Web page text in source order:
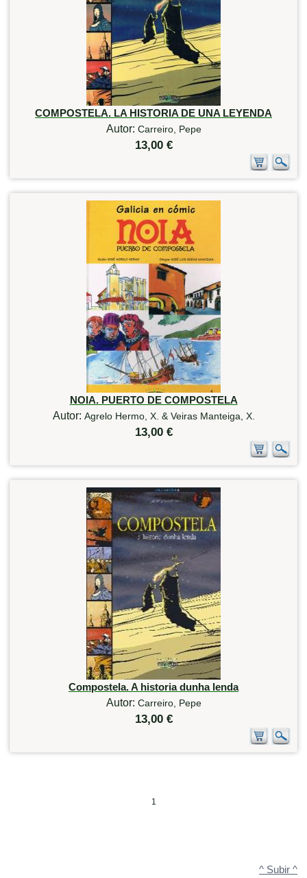
COMPOSTELA. LA HISTORIA DE UNA LEYENDA
Autor: Carreiro, Pepe
13,00 €
NOIA. PUERTO DE COMPOSTELA
Autor: Agrelo Hermo, X. & Veiras Manteiga, X.
13,00 €
Compostela. A historia dunha lenda
Autor: Carreiro, Pepe
13,00 €
1
^ Subir ^